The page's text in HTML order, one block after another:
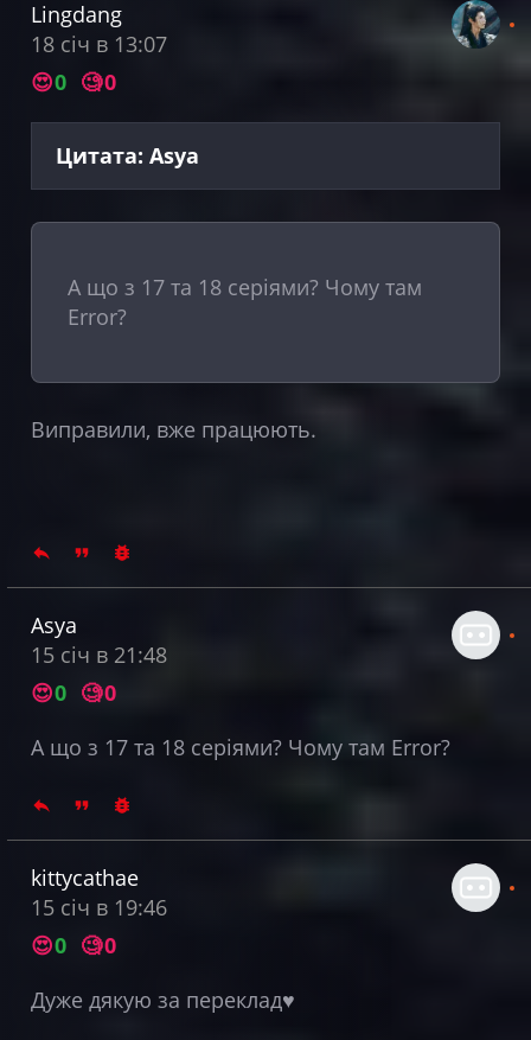
Lingdang
18 січ в 13:07
😍0 🧐0
Цитата: Asya
А що з 17 та 18 серіями? Чому там
Error?
Виправили, вже працюють.
Asya
15 січ в 21:48
😍0 🧐0
А що з 17 та 18 серіями? Чому там Error?
kittycathae
15 січ в 19:46
😍0 🧐0
Дуже дякую за переклад♥